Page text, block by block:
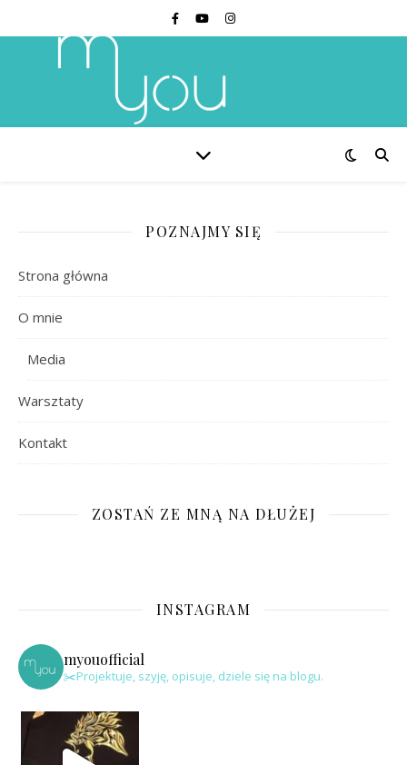
POZNAJMY SIĘ
Strona główna
O mnie
Media
Warsztaty
Kontakt
ZOSTAŃ ZE MNĄ NA DŁUŻEJ
INSTAGRAM
myouofficial
✂️Projektuje, szyję, opisuje, dziele się na blogu.